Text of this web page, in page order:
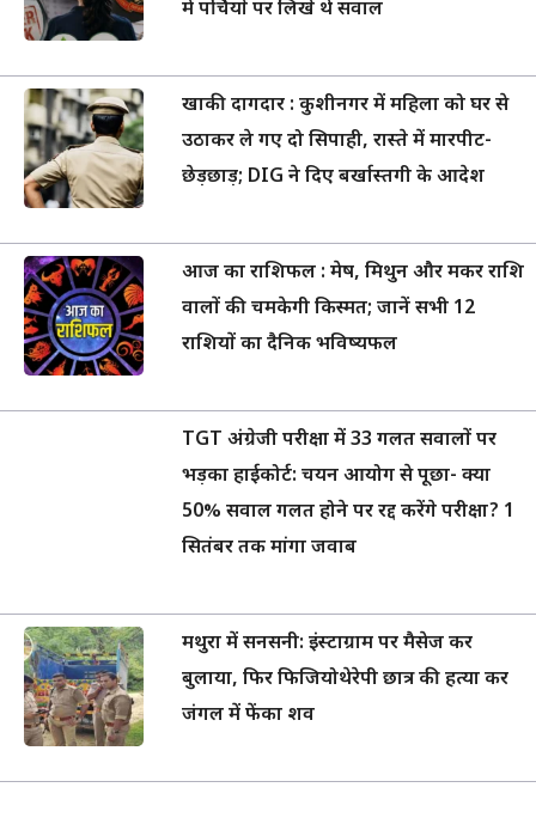
में पर्चियों पर लिखे थे सवाल
खाकी दागदार : कुशीनगर में महिला को घर से
उठाकर ले गए दो सिपाही, रास्ते में मारपीट-
छेड़छाड़; DIG ने दिए बर्खास्तगी के आदेश
आज का राशिफल : मेष, मिथुन और मकर राशि
वालों की चमकेगी किस्मत; जानें सभी 12
राशियों का दैनिक भविष्यफल
TGT अंग्रेजी परीक्षा में 33 गलत सवालों पर
भड़का हाईकोर्ट: चयन आयोग से पूछा- क्या
50% सवाल गलत होने पर रद्द करेंगे परीक्षा? 1
सितंबर तक मांगा जवाब
मथुरा में सनसनी: इंस्टाग्राम पर मैसेज कर
बुलाया, फिर फिजियोथेरेपी छात्र की हत्या कर
जंगल में फेंका शव